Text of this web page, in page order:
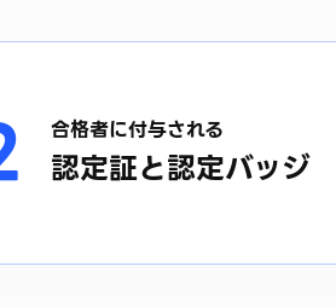
合格者に付与される
認定証と認定バッジ